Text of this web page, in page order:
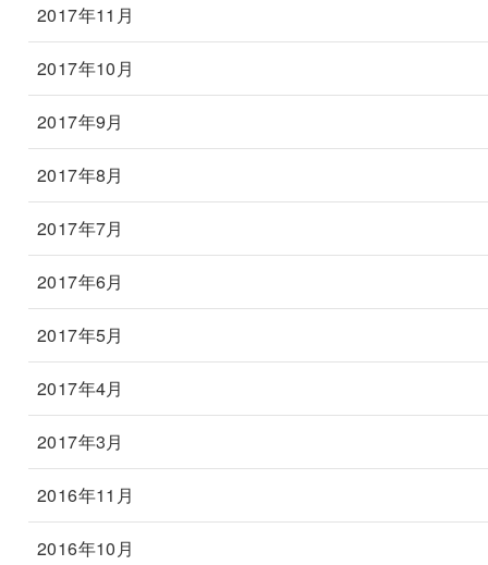
2017年11月
2017年10月
2017年9月
2017年8月
2017年7月
2017年6月
2017年5月
2017年4月
2017年3月
2016年11月
2016年10月